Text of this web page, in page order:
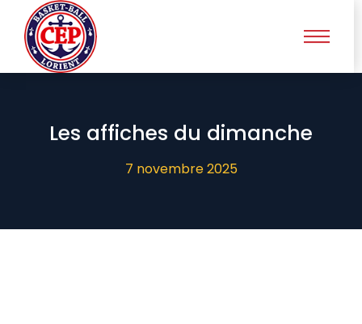
Les affiches du dimanche
7 novembre 2025